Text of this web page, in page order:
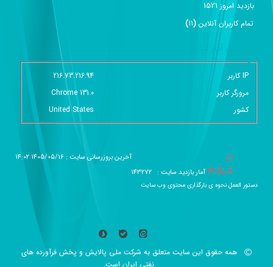
بازديد امروز 1521
تمام کاربران آنلاين (
11
)
IP کاربر
216.73.216.94
مرورگر کاربر
Chrome 131.0
کشور
United States
آخرین بروزرسانی سایت : 1405/05/16 14:02
آمار بازدید سایت : 143272
دستور العمل نحوه ی بارگذاری محتوی وب سایت
همه حقوق این سایت متعلق به شرکت ملی پالایش و پخش فرآورده های
نفتی ایران است.